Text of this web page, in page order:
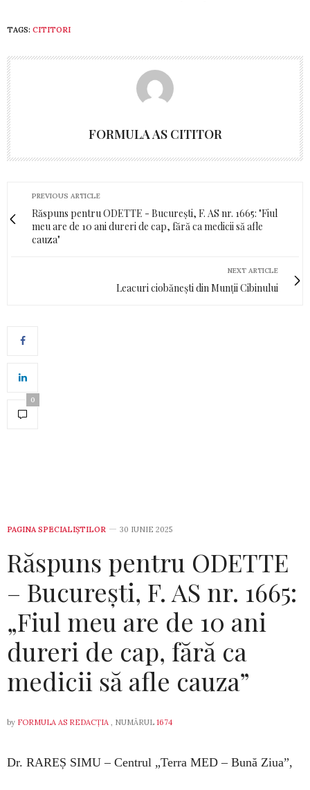
TAGS: CITITORI
FORMULA AS CITITOR
PREVIOUS ARTICLE
Răspuns pentru ODETTE - București, F. AS nr. 1665: "Fiul
meu are de 10 ani dureri de cap, fără ca medicii să afle
cauza"
NEXT ARTICLE
Leacuri ciobănești din Munții Cibinului
0
PAGINA SPECIALIȘTILOR 30 IUNIE 2025
Răspuns pentru ODETTE
– București, F. AS nr. 1665:
„Fiul meu are de 10 ani
dureri de cap, fără ca
medicii să afle cauza”
by FORMULA AS REDACȚIA , NUMĂRUL 1674
Dr. RAREȘ SIMU – Centrul „Terra MED – Bună Ziua”,